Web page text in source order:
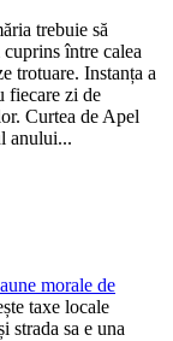
trebuie să
între calea
trotuare. Instanța a
fiecare zi de
Curtea de Apel
anului...
morale de
taxe locale
strada sa e una